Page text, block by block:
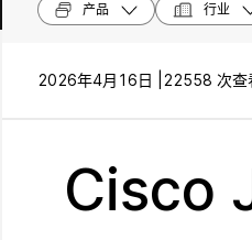
产品 行业
2026年4月16日 | 22558 次查
Cisco